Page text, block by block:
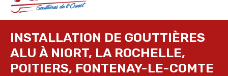
INSTALLATION DE GOUTTIÈRES
ALU À NIORT, LA ROCHELLE,
POITIERS, FONTENAY-LE-COMTE